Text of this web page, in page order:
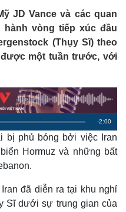
JD Vance và các quan
hành vòng tiếp xúc đầu
(Thụy Sĩ) theo
một tuần trước, với
R
e
m
-2:00
bị phủ bóng bởi việc Iran
Hormuz và những bất
đã diễn ra tại khu nghỉ
Sĩ dưới sự trung gian của